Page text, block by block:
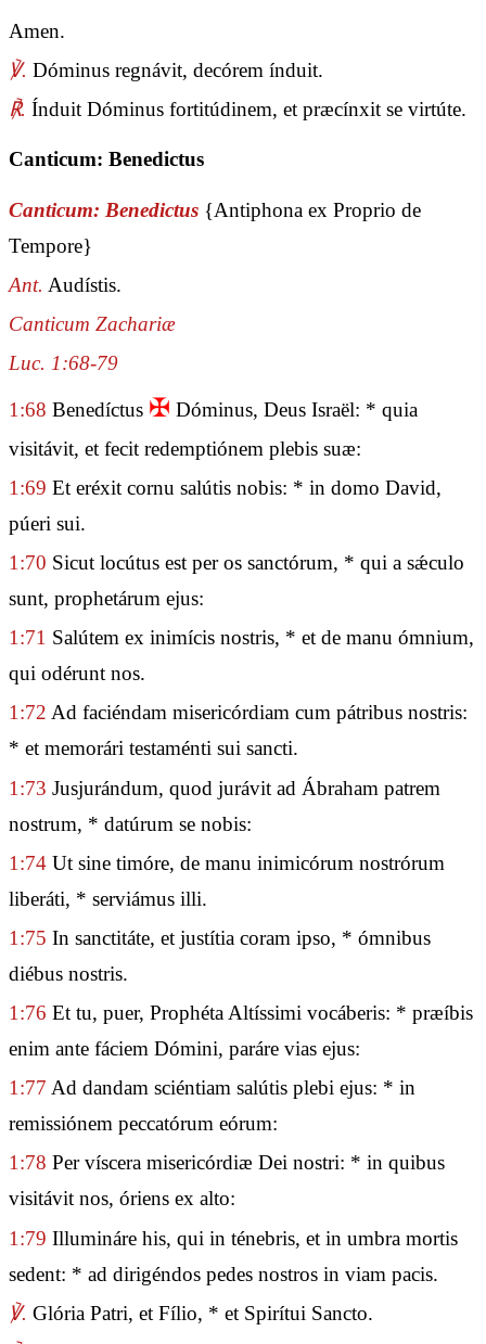
Amen.
℣. Dóminus regnávit, decórem índuit.
℟. Índuit Dóminus fortitúdinem, et præcínxit se virtúte.
Canticum: Benedictus
Canticum: Benedictus {Antiphona ex Proprio de
Tempore}
Ant. Audístis.
Canticum Zachariæ
Luc. 1:68-79
1:68 Benedíctus ✠ Dóminus, Deus Israël: * quia
visitávit, et fecit redemptiónem plebis suæ:
1:69 Et eréxit cornu salútis nobis: * in domo David,
púeri sui.
1:70 Sicut locútus est per os sanctórum, * qui a sǽculo
sunt, prophetárum ejus:
1:71 Salútem ex inimícis nostris, * et de manu ómnium,
qui odérunt nos.
1:72 Ad faciéndam misericórdiam cum pátribus nostris:
* et memorári testaménti sui sancti.
1:73 Jusjurándum, quod jurávit ad Ábraham patrem
nostrum, * datúrum se nobis:
1:74 Ut sine timóre, de manu inimicórum nostrórum
liberáti, * serviámus illi.
1:75 In sanctitáte, et justítia coram ipso, * ómnibus
diébus nostris.
1:76 Et tu, puer, Prophéta Altíssimi vocáberis: * præíbis
enim ante fáciem Dómini, paráre vias ejus:
1:77 Ad dandam sciéntiam salútis plebi ejus: * in
remissiónem peccatórum eórum:
1:78 Per víscera misericórdiæ Dei nostri: * in quibus
visitávit nos, óriens ex alto:
1:79 Illumináre his, qui in ténebris, et in umbra mortis
sedent: * ad dirigéndos pedes nostros in viam pacis.
℣. Glória Patri, et Fílio, * et Spirítui Sancto.